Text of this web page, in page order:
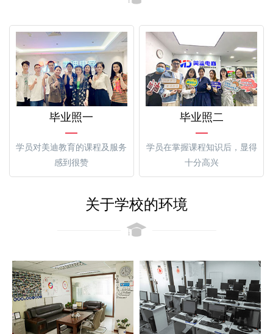
毕业照一
学员对美迪教育的课程及服务
感到很赞
毕业照二
学员在掌握课程知识后，显得
十分高兴
关于学校的环境